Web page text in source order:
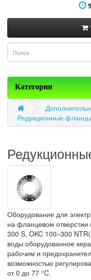
Категории
Редукционные фланцы
Оборудование для
на фланцевом отверстии
300 S, OKC 100–300
воды оборудованное
рабочим и
возможностью
от 0 до 77 °C.